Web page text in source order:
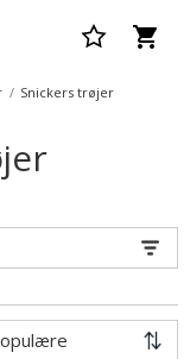
Snickers trøjer